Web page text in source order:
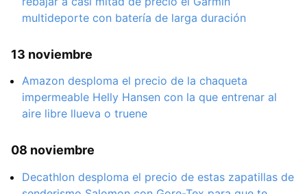
multideporte con batería de larga duración
13 noviembre
Amazon desploma el precio de la chaqueta
impermeable Helly Hansen con la que entrenar al
aire libre llueva o truene
08 noviembre
Decathlon desploma el precio de estas zapatillas de